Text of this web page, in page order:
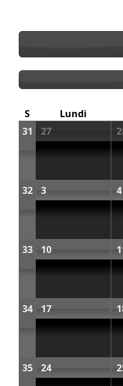
S
Lundi
31
27
32 3 4
33 10
34 17
35 24